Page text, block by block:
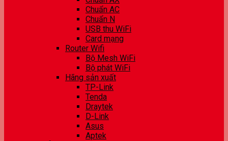
Chuẩn AC
Chuẩn N
USB thu WiFi
Card mạng
Router Wifi
Bộ Mesh WiFi
Bộ phát WiFi
Hãng sản xuất
TP-Link
Tenda
Draytek
D-Link
Asus
Aptek